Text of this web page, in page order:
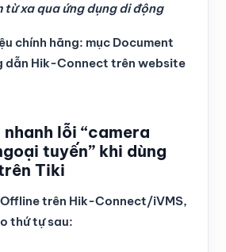
từ xa qua ứng dụng di động
chính hãng: mục Document
dẫn Hik-Connect trên website
lỗi “camera
tuyến” khi dùng
Tiki
trên Hik-Connect/iVMS,
thứ tự sau: